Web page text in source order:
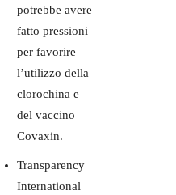
potrebbe avere
fatto pressioni
per favorire
l’utilizzo della
clorochina e
del vaccino
Covaxin.
Transparency
International